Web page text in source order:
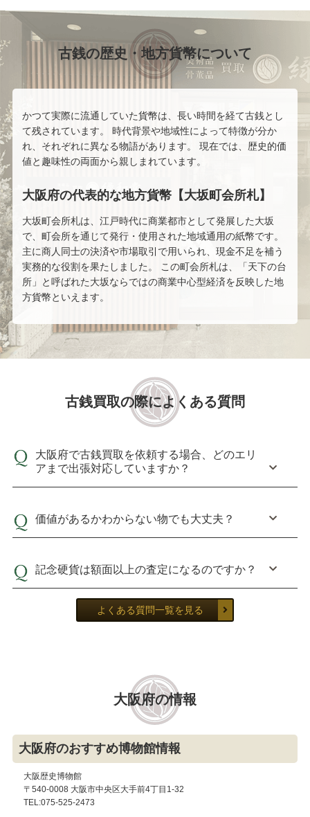
古銭の歴史・地方貨幣について
かつて実際に流通していた貨幣は、長い時間を経て古銭とし
て残されています。 時代背景や地域性によって特徴が分か
れ、それぞれに異なる物語があります。 現在では、歴史的価
値と趣味性の両面から親しまれています。
大阪府の代表的な地方貨幣【大坂町会所札】
大坂町会所札は、江戸時代に商業都市として発展した大坂
で、町会所を通じて発行・使用された地域通用の紙幣です。
主に商人同士の決済や市場取引で用いられ、現金不足を補う
実務的な役割を果たしました。 この町会所札は、「天下の台
所」と呼ばれた大坂ならではの商業中心型経済を反映した地
方貨幣といえます。
古銭買取の際によくある質問
大阪府で古銭買取を依頼する場合、どのエリ
アまで出張対応していますか？
価値があるかわからない物でも大丈夫？
記念硬貨は額面以上の査定になるのですか？
よくある質問一覧を見る
大阪府の情報
大阪府のおすすめ博物館情報
大阪歴史博物館
〒540-0008 大阪市中央区大手前4丁目1-32
TEL:075-525-2473